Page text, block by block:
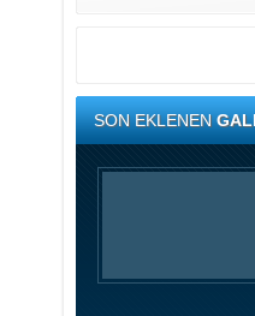
SON EKLENEN